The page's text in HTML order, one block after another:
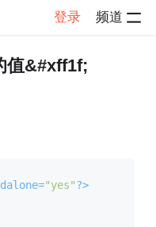
登录 频道
值&#xff1f;
"yes"?>